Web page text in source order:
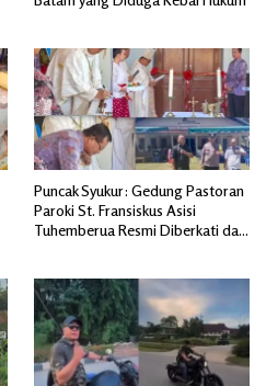
Puncak Syukur: Gedung Pastoran
Paroki St. Fransiskus Asisi
Tuhemberua Resmi Diberkati dan